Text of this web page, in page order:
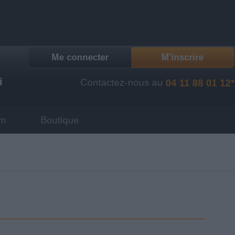
Me connecter M'inscrire
Contactez-nous au 04 11 88 01 12*
Boutique